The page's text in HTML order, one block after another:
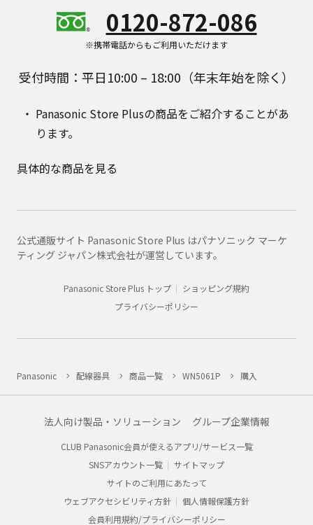
0120-872-086
※携帯電話からもご利用いただけます
受付時間：平日10:00 – 18:00（年末年始を除く）
Panasonic Store Plusの商品をご紹介することがあ
ります。
具体的な商品を見る
公式通販サイト Panasonic Store Plus はパナソニック マーケ
ティング ジャパン株式会社が運営しています。
Panasonic Store Plus トップ
ショッピング規約
プライバシーポリシー
Panasonic 配線器具 商品一覧 WN5061P 購入
法人向け製品・ソリューション グループ企業情報
CLUB Panasonic会員が使えるアプリ/サービス一覧
SNSアカウント一覧
サイトマップ
サイトのご利用にあたって
ウェブアクセシビリティ方針
個人情報保護方針
会員利用規約/プライバシーポリシー